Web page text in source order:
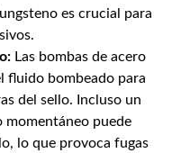
es crucial para
Las bombas de acero
fluido bombeado para
del sello. Incluso un
momentáneo puede
lo que provoca fugas